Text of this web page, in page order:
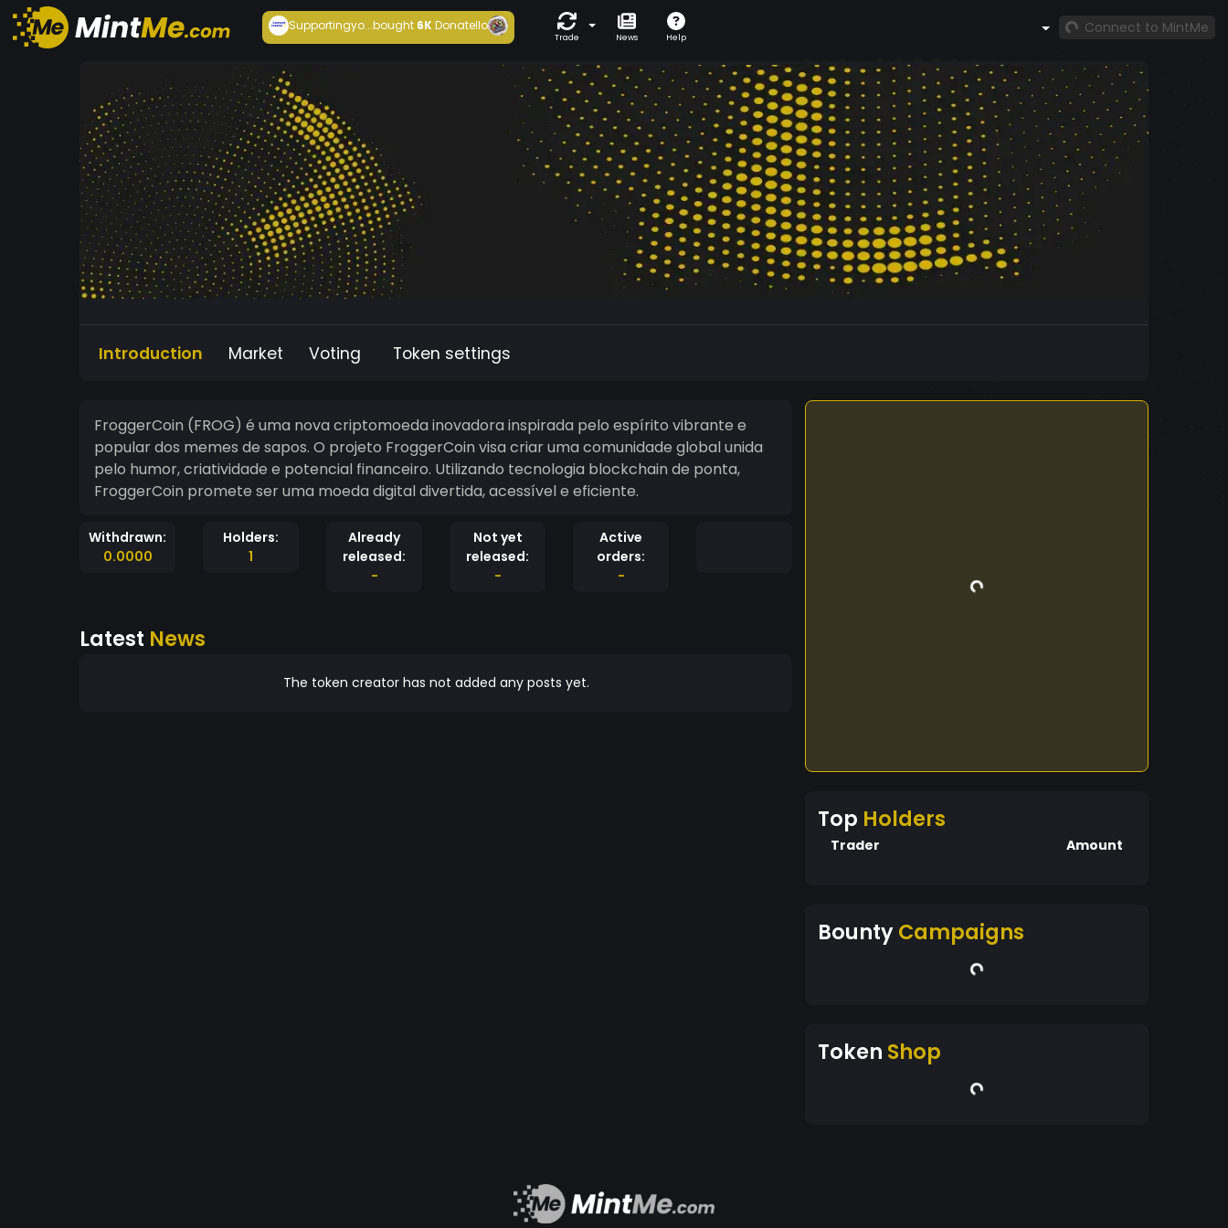
Supportingyo...bought6KDonatello
Trade News Help
Connect to MintMe
Introduction Market Voting Token settings
FroggerCoin (FROG) é uma nova criptomoeda inovadora inspirada pelo espírito vibrante e
popular dos memes de sapos. O projeto FroggerCoin visa criar uma comunidade global unida
pelo humor, criatividade e potencial financeiro. Utilizando tecnologia blockchain de ponta,
FroggerCoin promete ser uma moeda digital divertida, acessível e eficiente.
Withdrawn:
0.0000
Holders:
1
Already
released:
-
Not yet
released:
-
Active
orders:
-
Latest News
The token creator has not added any posts yet.
Top Holders
Trader Amount
BountyCampaigns
Token Shop